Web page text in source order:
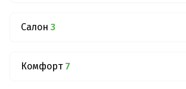
Салон 3
Комфорт 7